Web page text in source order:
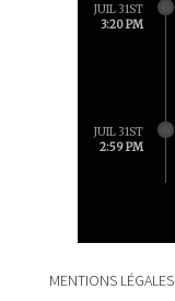
JUIL 31ST
3:20 PM
JUIL 31ST
2:59 PM
MENTIONS LÉGALES